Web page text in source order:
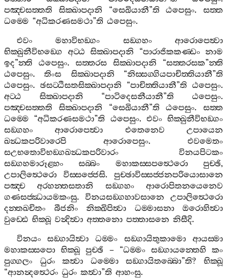
පඤ‍්චසත‍්තති
සික‍්ඛාපදානි “සෙඛියානී”ති ඨපෙසුං. සත‍්ත
ධම‍්මෙ “අධිකරණසමථා”ති ඨපෙසුං.
එවං
මහාවිභඞ‍්ගං සඞ‍්ගහං
ආරොපෙත්‍වා
භික‍්ඛුනීවිභඞ‍්ගෙ
අට‍්ඨ සික‍්ඛාපදානි “පාරාජිකකණ‍්ඩං නාම
ඉද”න‍්ති ඨපෙසුං. සත‍්තරස සික‍්ඛාපදානි “සත‍්තරසක”න‍්ති
ඨපෙසුං.තිංස සික‍්ඛාපදානි “නිස‍්සග‍්ගියපාචිත‍්තියානී”ති
ඨපෙසුං. ඡසට‍්ඨිසතසික‍්ඛාපදානි “පාචිත‍්තියානී”ති ඨපෙසුං.
අට‍්ඨ
සික‍්ඛාපදානි “පාටිදෙසනීයානී”ති ඨපෙසුං.
පඤ‍්චසත‍්තති
සික‍්ඛාපදානි “සෙඛියානී”ති ඨපෙසුං. සත‍්ත
ධම‍්මෙ “අධිකරණසමථා”ති ඨපෙසුං. එවං භික‍්ඛුනීවිභඞ‍්ගං
සඞ‍්ගහං
ආරොපෙත්‍වා එතෙනෙව
උපායෙන
ඛන්‍ධකපරිවාරෙපි
ආරොපෙසුං. එවමෙතං
සඋභතොවිභඞ‍්ගඛන්‍ධකපරිවාරං
විනයපිටකං
සඞ‍්ගහමාරූළ‍්හං
සබ‍්බං මහාකස‍්සපත්‍ථෙරො පුච‍්ඡි,
උපාලිත්‍ථෙරො
විස‍්සජ‍්ජෙසි. පුච‍්ඡාවිස‍්සජ‍්ජනපරියොසානෙ
පඤ‍්ච
අරහන‍්තසතානි සඞ‍්ගහං
ආරොපිතනයෙනෙව
ගණසජ‍්ඣායමකංසු. විනයසඞ‍්ගහාවසානෙ
උපාලිත්‍ථෙරො
දන‍්තඛචිතං
බීජනිං නික‍්ඛිපිත්‍වා ධම‍්මාසනා
ඔරොහිත්‍වා
වුඩ‍්ඪෙ භික‍්ඛූ වන්‍දිත්‍වා අත‍්තනො පත‍්තාසනෙ නිසීදි.
විනයං
සඞ‍්ගායිත්‍වා ධම‍්මං සඞ‍්ගායිතුකාමො
ආයස‍්මා
මහාකස‍්සපො භික‍්ඛූ පුච‍්ඡි – “ධම‍්මං සඞ‍්ගායන‍්තෙහි
කං
පුග‍්ගලං
ධුරං කත්‍වා ධම‍්මො සඞ‍්ගායිතබ‍්බො”ති?භික‍්ඛූ
“ආනන්‍දත්‍ථෙරං ධුරං කත්‍වා”ති ආහංසු.